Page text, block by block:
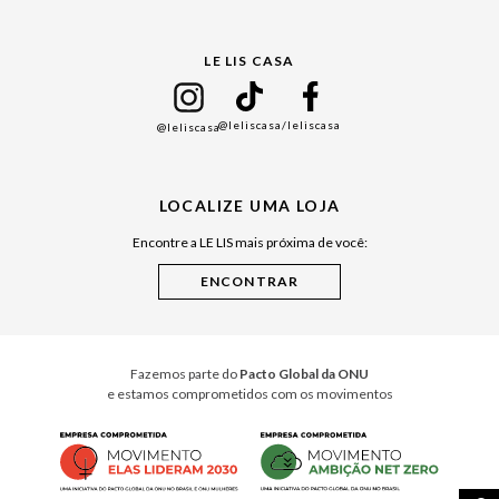
Cuidados Casa
LE LIS CASA
@leliscasa@leliscasa/leliscasa
LOCALIZE UMA LOJA
Encontre a LE LIS mais próxima de você:
Fazemos parte do Pacto Global da ONU
e estamos comprometidos com os movimentos